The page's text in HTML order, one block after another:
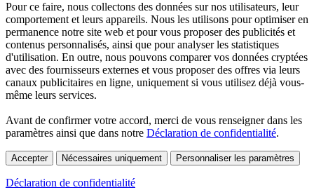
Pour ce faire, nous collectons des données sur nos utilisateurs, leur
comportement et leurs appareils. Nous les utilisons pour optimiser en
permanence notre site web et pour vous proposer des publicités et
contenus personnalisés, ainsi que pour analyser les statistiques
d'utilisation. En outre, nous pouvons comparer vos données cryptées
avec des fournisseurs externes et vous proposer des offres via leurs
canaux publicitaires en ligne, uniquement si vous utilisez déjà vous-
même leurs services.
Avant de confirmer votre accord, merci de vous renseigner dans les
paramètres ainsi que dans notre Déclaration de confidentialité.
Accepter Nécessaires uniquement Personnaliser les paramètres
Déclaration de confidentialité